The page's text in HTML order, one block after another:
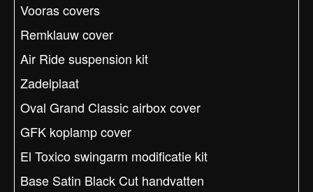
Vooras covers
Remklauw cover
Air Ride suspension kit
Zadelplaat
Oval Grand Classic airbox cover
GFK koplamp cover
El Toxico swingarm modificatie kit
Base Satin Black Cut handvatten